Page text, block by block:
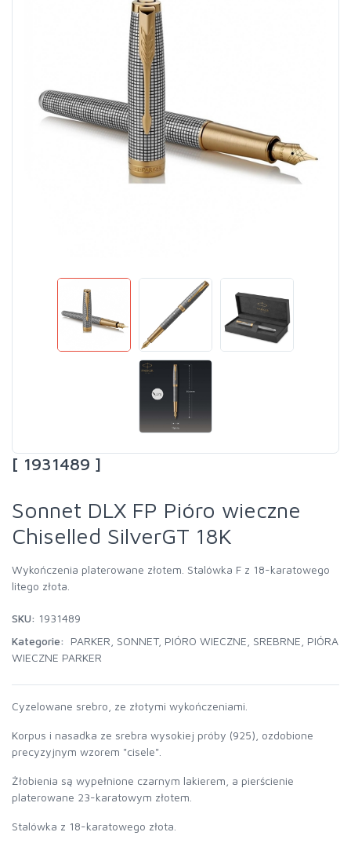
[ 1931489 ]
Sonnet DLX FP Pióro wieczne
Chiselled SilverGT 18K
Wykończenia platerowane złotem. Stalówka F z 18-karatowego
litego złota.
SKU: 1931489
Kategorie:
PARKER SONNET, PIÓRO WIECZNE SREBRNE PIÓRA
WIECZNE PARKER
Cyzelowane srebro, ze złotymi wykończeniami.
Korpus i nasadka ze srebra wysokiej próby (925), ozdobione
precyzyjnym wzorem "cisele".
Żłobienia są wypełnione czarnym lakierem, a pierścienie
platerowane 23-karatowym złotem.
Stalówka z 18-karatowego złota.